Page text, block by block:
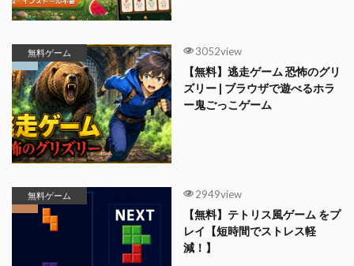
無料ゲーム 3052view
【無料】逃走ゲーム 恐怖のグリ
ズリー | ブラウザで遊べるホラ
ー鬼ごっこゲーム
無料ゲーム 2949view
【無料】テトリス風ゲーム をプ
レイ【短時間でストレス軽
減！】